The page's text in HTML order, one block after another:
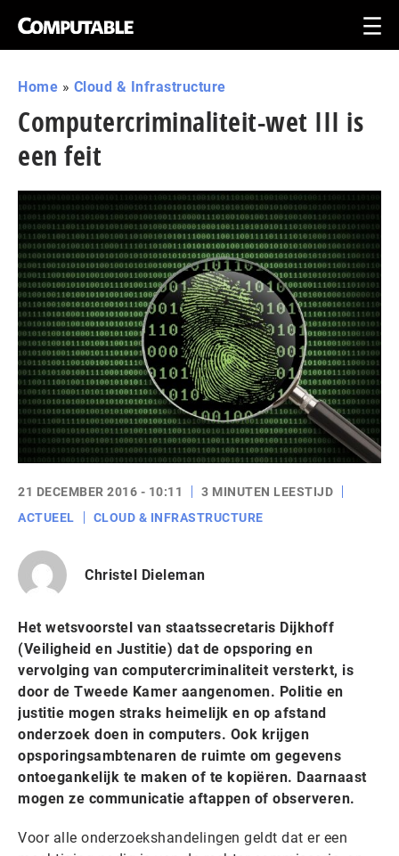
Home » Cloud & Infrastructure
Computercriminaliteit-wet III is
een feit
21 DECEMBER 2016 - 10:11
3 MINUTEN LEESTIJD
ACTUEEL
CLOUD & INFRASTRUCTURE
Christel Dieleman
Het wetsvoorstel van staatssecretaris Dijkhoff
(Veiligheid en Justitie) dat de opsporing en
vervolging van computercriminaliteit versterkt, is
door de Tweede Kamer aangenomen. Politie en
justitie mogen straks heimelijk en op afstand
onderzoek doen in computers. Ook krijgen
opsporingsambtenaren de ruimte om gegevens
ontoegankelijk te maken of te kopiëren. Daarnaast
mogen ze communicatie aftappen of observeren.
Voor alle onderzoekshandelingen geldt dat er een